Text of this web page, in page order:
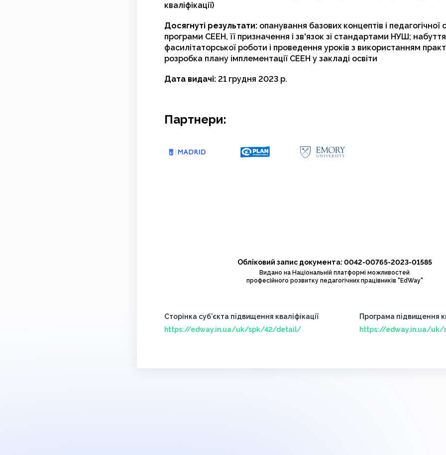
кваліфікації)
Досягнуті результати: опанування базових концептів і педагогічної
програми СЕЕН, її призначення і зв'язок зі стандартами НУШ;
фасилітаторської роботи і проведення уроків з використанням
розробка плану імплементації СЕЕН у закладі освіти
Дата видачі: 21 грудня 2023 р.
Партнери:
Обліковий запис документа: 0042-00765-2023-01585
Видано на Національній платформі можливостей
професійного розвитку педагогічних працівників "EdWay"
Сторінка суб’єкта підвищення кваліфікації
https://edway.in.ua/uk/spk/42/detail/
Програма підвищення
https://edway.in.ua/